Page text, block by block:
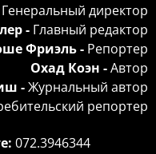
Генеральный директор
- Главный редактор
Фриэль - Репортер
Охад Коэн -Автор
-Журнальный автор
репортер
072.3946344